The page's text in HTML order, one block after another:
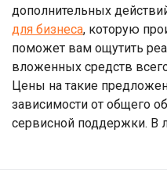
дополнительных
для бизнеса, которую
поможет вам ощутить
вложенных средств
Цены на такие
зависимости от общего
сервисной поддержки. В